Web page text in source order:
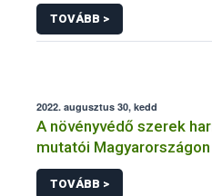
TOVÁBB >
2022. augusztus 30, kedd
A növényvédő szerek
mutatói
TOVÁBB >